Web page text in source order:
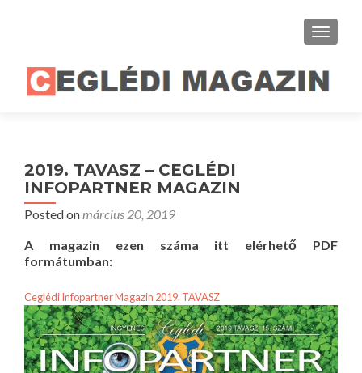
2019. TAVASZ – CEGLÉDI
INFOPARTNER MAGAZIN
Posted onmárcius 20, 2019
A magazin ezen száma itt elérhető PDF
formátumban:
Ceglédi Infopartner Magazin 2019. TAVASZ